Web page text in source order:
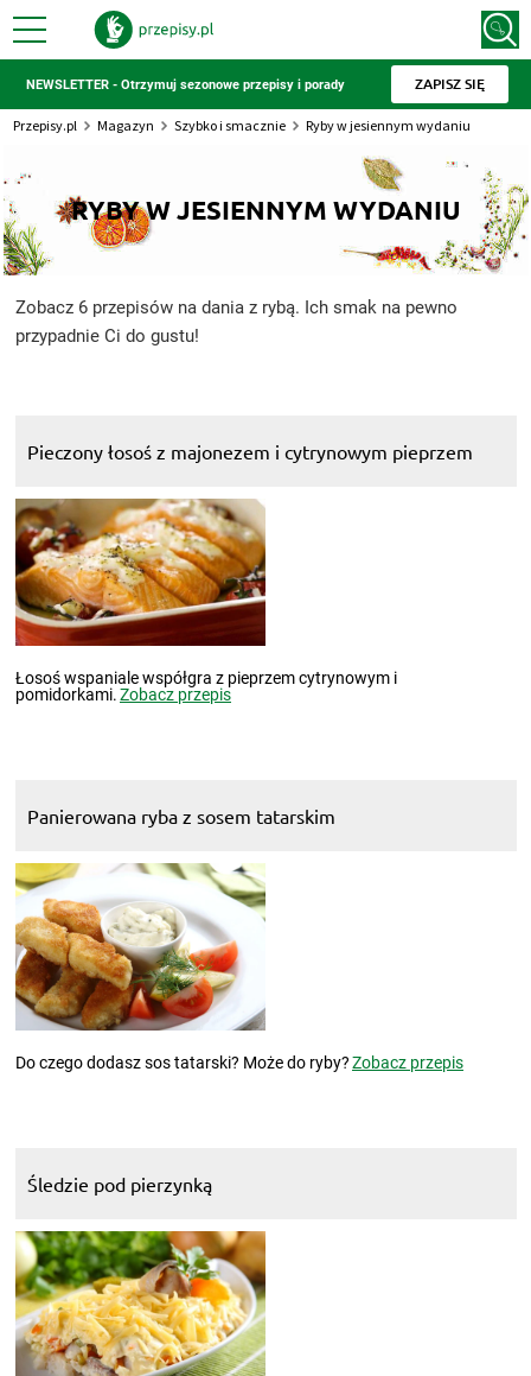
NEWSLETTER - Otrzymuj sezonowe przepisy i porady ZAPISZ SIĘ
Przepisy.pl Magazyn Szybko i smacznie Ryby w jesiennym wydaniu
RYBY W JESIENNYM WYDANIU
Zobacz 6 przepisów na dania z rybą. Ich smak na pewno
przypadnie Ci do gustu!
Pieczony łosoś z majonezem i cytrynowym pieprzem
Łosoś wspaniale współgra z pieprzem cytrynowym i
pomidorkami.Zobacz przepis
Panierowana ryba z sosem tatarskim
Do czego dodasz sos tatarski? Może do ryby?Zobacz przepis
Śledzie pod pierzynką